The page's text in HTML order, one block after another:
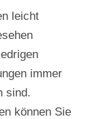
leicht
immer
sind.
können Sie